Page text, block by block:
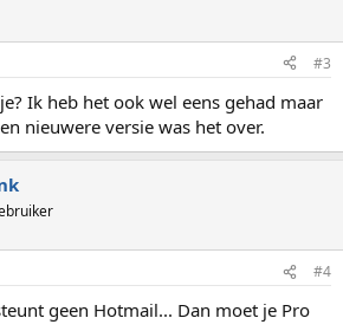
#3
Ik heb het ook wel eens gehad maar
nieuwere versie was het over.
#4
geen Hotmail... Dan moet je Pro